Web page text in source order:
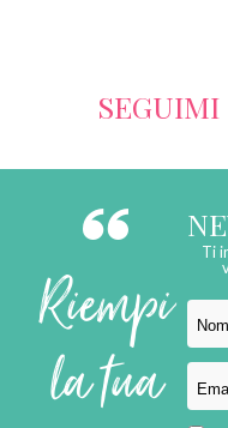
Riempi
la tua
Ti